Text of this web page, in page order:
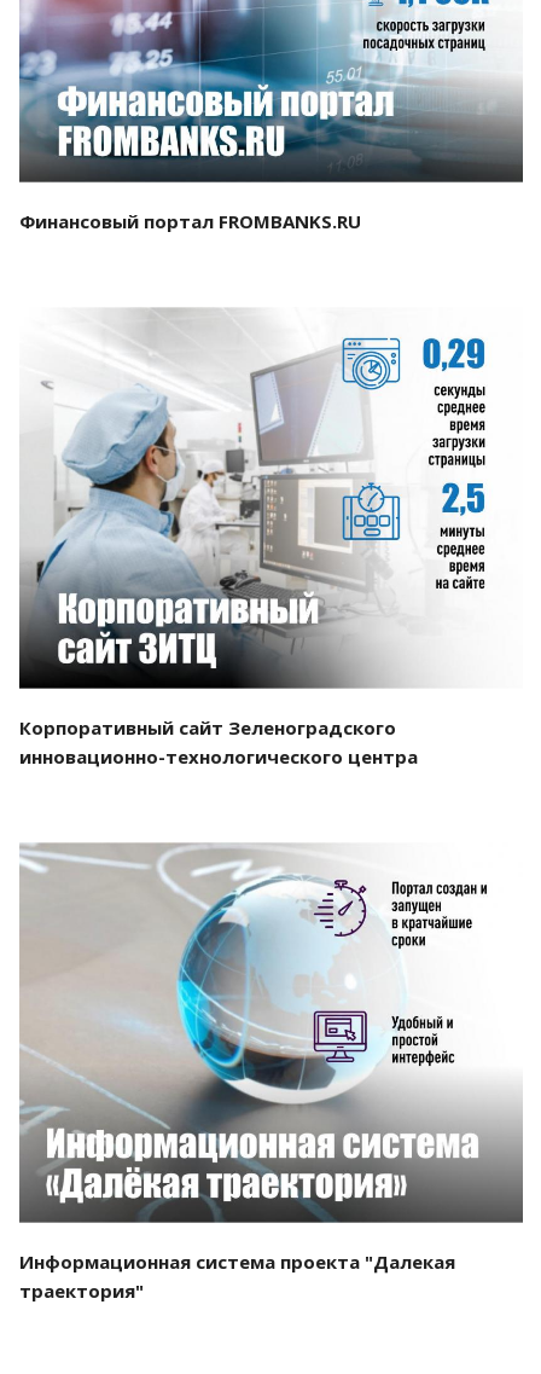
Смотреть проект
Финансовый портал FROMBANKS.RU
Смотреть проект
Корпоративный сайт Зеленоградского
инновационно-технологического центра
Смотреть проект
Информационная система проекта "Далекая
траектория"